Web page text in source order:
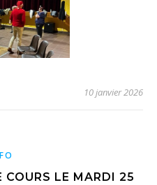
10 janvier 2026
COURS LE MARDI 25